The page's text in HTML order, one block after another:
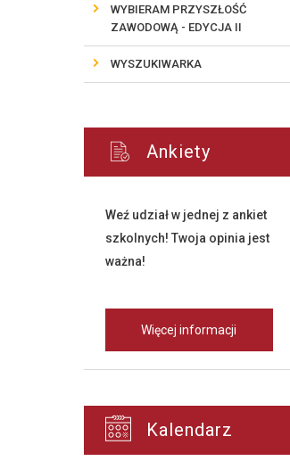
WYBIERAM PRZYSZŁOŚĆ
ZAWODOWĄ - EDYCJA II
WYSZUKIWARKA
Ankiety
Weź udział w jednej z ankiet
szkolnych! Twoja opinia jest
ważna!
Więcej informacji
Kalendarz